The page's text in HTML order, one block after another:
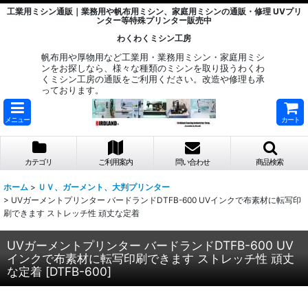
工業用ミシン通販｜業務用や帆布用ミシン、家庭用ミシンの通販・修理 UVプリ
ンター等特殊プリンター販売中
わくわくミシン工房
帆布用や厚物用など工業用・業務用ミシン・家庭用ミシ
ンをお探しなら、様々な種類のミシンを取り扱うわくわ
くミシン工房の通販をご利用ください。改造や修理も承
っております。
メニュー カート
カテゴリ ご利用案内 問い合わせ 商品検索
ホーム > ＵＶ、ガーメント、大判プリンター
> UVガーメントプリンター バードランドDTFB-600 UVインクで布素材に転写印
刷できます ストレッチ性 頑丈な定着
UVガーメントプリンター バードランドDTFB-600 UV
インクで布素材に転写印刷できます ストレッチ性 頑丈
な定着 [DTFB-600]